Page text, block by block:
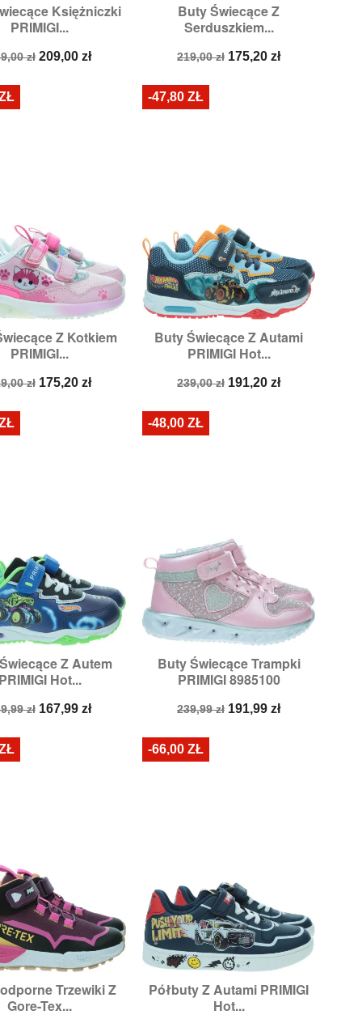
Księżniczki
PRIMIGI...
zł Cena
209,00 zł
Szybki podgląd
27,29,
Buty Świecące Z
Serduszkiem...
Cena
219,00 zł Cena
175,20 zł
Szybki podgląd
Rozmiary:29
Z Kotkiem
PRIMIGI...
zł Cena
175,20 zł
Szybki podgląd
Rozmiary:24
Buty Świecące Z Autami
PRIMIGI Hot...
Cena
239,00 zł Cena
191,20 zł
Szybki podgląd
Rozmiary: 24,25
-47,80 ZŁ
Z Autem
PRIMIGI Hot...
zł Cena
167,99 zł
Szybki podgląd
24,25,
Buty Świecące Trampki
PRIMIGI 8985100
Cena
239,99 zł Cena
191,99 zł
Szybki podgląd
Rozmiary:28
-48,00 ZŁ
Trzewiki Z
Gore-Tex...
Szybki podgląd
Rozmiary:30
Półbuty Z Autami PRIMIGI
Hot...
Szybki podgląd
Rozmiary:
-66,00 ZŁ